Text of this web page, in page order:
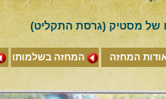
של מסטיק (גרסת התקליט)
המחזה המחזה בשלמותו